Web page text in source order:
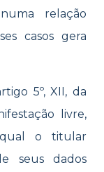
relação
casos gera
5º, XII, da
livre,
o titular
seus dados